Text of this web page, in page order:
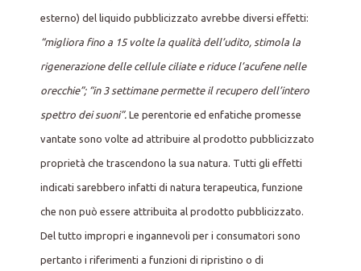
esterno) del liquido pubblicizzato avrebbe diversi effetti:
“migliora fino a 15 volte la qualità dell’udito, stimola la
rigenerazione delle cellule ciliate e riduce l’acufene nelle
orecchie”; “in 3 settimane permette il recupero dell’intero
spettro dei suoni”. Le perentorie ed enfatiche promesse
vantate sono volte ad attribuire al prodotto pubblicizzato
proprietà che trascendono la sua natura. Tutti gli effetti
indicati sarebbero infatti di natura terapeutica, funzione
che non può essere attribuita al prodotto pubblicizzato.
Del tutto impropri e ingannevoli per i consumatori sono
pertanto i riferimenti a funzioni di ripristino o di